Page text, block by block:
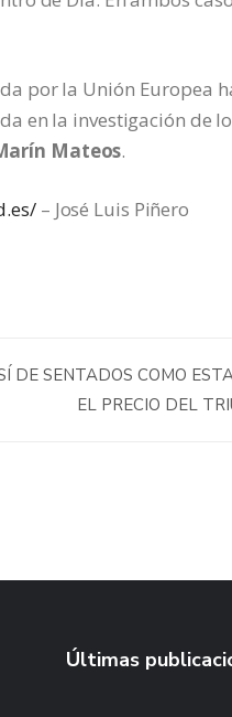
por la Unión Europea
en la investigación de
Mateos.
– José Luis Piñero
DE SENTADOS COMO
EL PRECIO DEL
Últimas